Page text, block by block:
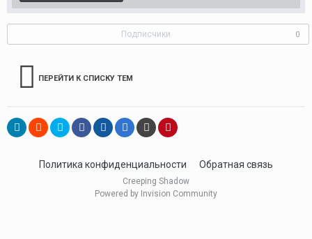
Подписчики 0
ПЕРЕЙТИ К СПИСКУ ТЕМ
Политика конфиденциальности Обратная связь
Creeping Shadow
Powered by Invision Community